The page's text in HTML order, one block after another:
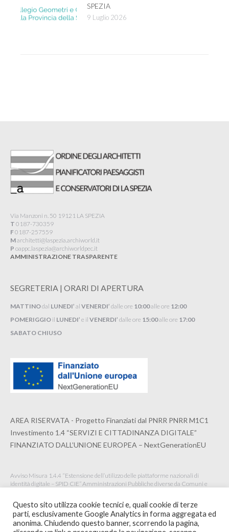
SPEZIA
9 Luglio 2026
Via Manzoni n. 50 19121 LA SPEZIA
T 0187-730359
F0187-257559
Marchitetti@laspezia.archiworld.it
P oappc.laspezia@archiworldpec.it​
AMMINISTRAZIONE TRASPARENTE
SEGRETERIA | ORARI DI APERTURA
MATTINOdal LUNEDI’ al VENERDI’ dalle ore 10:00alle ore 12:00
POMERIGGIO il LUNEDI’ e il VENERDI’ dalle ore 15:00alle ore 17:00
SABATO CHIUSO
AREA RISERVATA - Progetto Finanziati dal PNRR PNRR M1C1
Investimento 1.4 “SERVIZI E CITTADINANZA DIGITALE”
FINANZIATO DALL’UNIONE EUROPEA – NextGenerationEU
Avviso Misura 1.4.4 “Estensione dell’utilizzo delle piattaforme nazionali di
identità digitale – SPID CIE” Amministrazioni Pubbliche diverse da Comuni e
Questo sito utilizza cookie tecnici e, quali cookie di terze
parti, esclusivamente Google Analytics in forma aggregata ed
anonima. Chiudendo questo banner, scorrendo la pagina,